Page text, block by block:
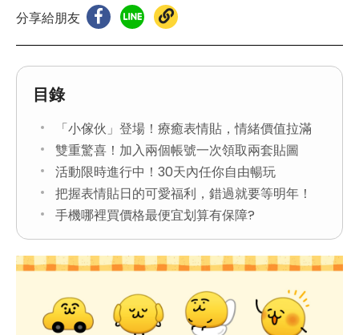
分享給朋友
目錄
「小傢伙」登場！療癒表情貼，情緒價值拉滿
雙重驚喜！加入兩個帳號一次領取兩套貼圖
活動限時進行中！30天內任你自由暢玩
把握表情貼日的可愛福利，錯過就要等明年！
手機哪裡買價格最便宜划算有保障?